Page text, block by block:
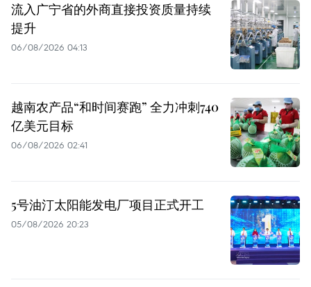
流入广宁省的外商直接投资质量持续
提升
06/08/2026 04:13
越南农产品“和时间赛跑” 全力冲刺740
亿美元目标
06/08/2026 02:41
5号油汀太阳能发电厂项目正式开工
05/08/2026 20:23